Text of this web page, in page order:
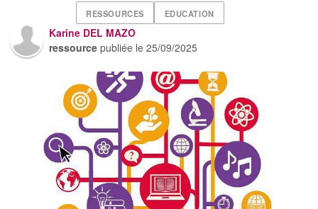
RESSOURCES EDUCATION
Karine DEL MAZO
ressource publiée le25/09/2025